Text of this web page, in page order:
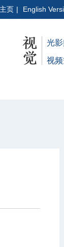
页 | English
光
视